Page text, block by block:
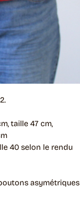
taille 47 cm,
40 selon le rendu
asymétriques